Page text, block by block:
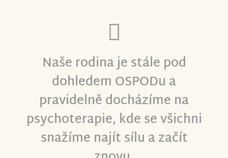
Naše rodina je stále pod
dohledem OSPODu a
pravidelně docházíme na
psychoterapie, kde se všichni
snažíme najít sílu a začít